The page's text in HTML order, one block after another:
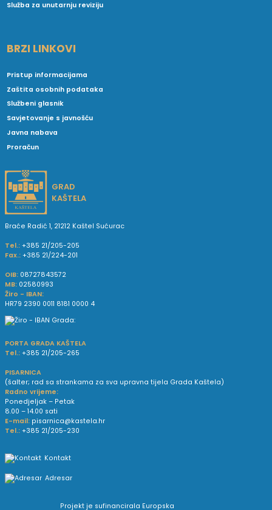
Služba za unutarnju reviziju
BRZI LINKOVI
Pristup informacijama
Zaštita osobnih podataka
Službeni glasnik
Savjetovanje s javnošću
Javna nabava
Proračun
GRAD
KAŠTELA
Braće Radić 1, 21212 Kaštel Sućurac
Tel.: +385 21/205-205
Fax.: +385 21/224-201
OIB: 08727843572
MB: 02580993
Žiro - IBAN:
HR79 2390 0011 8181 0000 4
PORTA GRADA KAŠTELA
Tel.: +385 21/205-265
PISARNICA
(šalter; rad sa strankama za sva upravna tijela Grada Kaštela)
Radno vrijeme:
Ponedjeljak – Petak
8.00 – 14.00 sati
E-mail: pisarnica@kastela.hr
Tel.: +385 21/205-230
Kontakt
Adresar
Projekt je sufinancirala Europska